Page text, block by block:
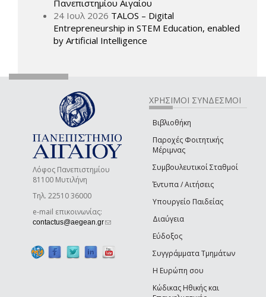
Πανεπιστημίου Αιγαίου
24 Ιουλ 2026 TALOS – Digital
Entrepreneurship in STEM Education, enabled
by Artificial Intelligence
Λόφος Πανεπιστημίου
81100 Μυτιλήνη
Τηλ. 22510 36000
e-mail επικοινωνίας:
contactus@aegean.gr(link sends e-mail)
ΧΡΗΣΙΜΟΙ ΣΥΝΔΕΣΜΟΙ
Βιβλιοθήκη
Παροχές Φοιτητικής
Μέριμνας
Συμβουλευτικοί Σταθμοί
Έντυπα / Αιτήσεις
Υπουργείο Παιδείας
Διαύγεια
Εύδοξος
Συγγράμματα Τμημάτων
Η Ευρώπη σου
Κώδικας Ηθικής και